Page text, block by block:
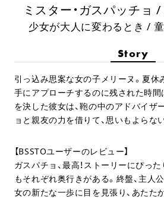
ミスター・ガスパッチ
少女が大人に変わるとき /
Story
引っ込み思案な女の子メリーヌ。夏休
手にアプローチするのに残された時間
を決した彼女は、鞄の中のアドバイザ
ョと親友の力を借りて、思いもよらな
【BSSTOユーザーのレビュー】
ガスパチョ、最高！ストーリーにぴっ
もそれぞれ奥行きがある。終盤、主人公
女の新たな一歩に目を見張り、あたた